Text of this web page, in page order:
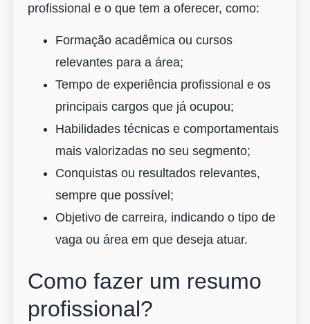
profissional e o que tem a oferecer, como:
Formação acadêmica ou cursos
relevantes para a área;
Tempo de experiência profissional e os
principais cargos que já ocupou;
Habilidades técnicas e comportamentais
mais valorizadas no seu segmento;
Conquistas ou resultados relevantes,
sempre que possível;
Objetivo de carreira, indicando o tipo de
vaga ou área em que deseja atuar.
Como fazer um resumo
profissional?